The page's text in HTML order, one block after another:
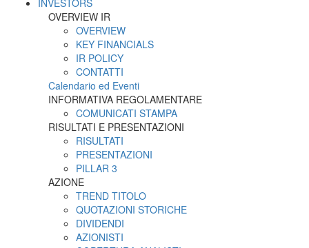
INVESTORS
OVERVIEW IR
OVERVIEW
KEY FINANCIALS
IR POLICY
CONTATTI
Calendario ed Eventi
INFORMATIVA REGOLAMENTARE
COMUNICATI STAMPA
RISULTATI E PRESENTAZIONI
RISULTATI
PRESENTAZIONI
PILLAR 3
AZIONE
TREND TITOLO
QUOTAZIONI STORICHE
DIVIDENDI
AZIONISTI